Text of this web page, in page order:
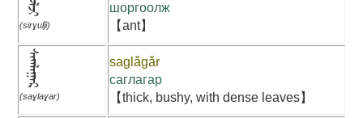
(sirɣulǰi)
шоргоолж
【ant】
ᠰᠠᠭᠯᠠᠭᠠᠷ
(saɣlaɣar)
saglǎgǎr
саглагар
【thick, bushy, with dense leaves】